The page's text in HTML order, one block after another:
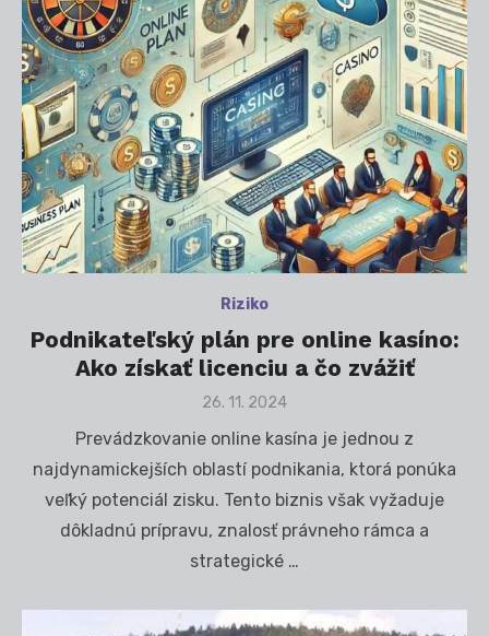
Riziko
Podnikateľský plán pre online kasíno:
Ako získať licenciu a čo zvážiť
Posted
26. 11. 2024
Prevádzkovanie online kasína je jednou z
najdynamickejších oblastí podnikania, ktorá ponúka
veľký potenciál zisku. Tento biznis však vyžaduje
dôkladnú prípravu, znalosť právneho rámca a
strategické …